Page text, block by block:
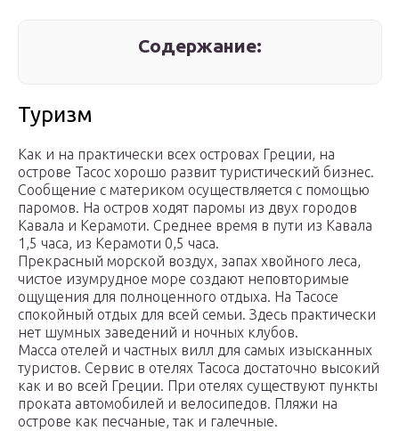
Содержание:
Туризм
Как и на практически всех островах Греции, на
острове Тасос хорошо развит туристический бизнес.
Сообщение с материком осуществляется с помощью
паромов. На остров ходят паромы из двух городов
Кавала и Керамоти. Среднее время в пути из Кавала
1,5 часа, из Керамоти 0,5 часа.
Прекрасный морской воздух, запах хвойного леса,
чистое изумрудное море создают неповторимые
ощущения для полноценного отдыха. На Тасосе
спокойный отдых для всей семьи. Здесь практически
нет шумных заведений и ночных клубов.
Масса отелей и частных вилл для самых изысканных
туристов. Сервис в отелях Тасоса достаточно высокий
как и во всей Греции. При отелях существуют пункты
проката автомобилей и велосипедов. Пляжи на
острове как песчаные, так и галечные.